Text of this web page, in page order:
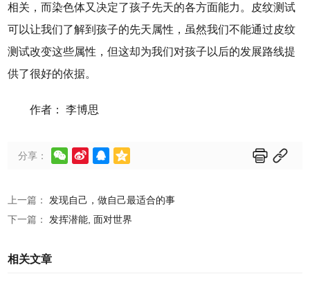
相关，而染色体又决定了孩子先天的各方面能力。皮纹测试
可以让我们了解到孩子的先天属性，虽然我们不能通过皮纹
测试改变这些属性，但这却为我们对孩子以后的发展路线提
供了很好的依据。
作者： 李博思
分享：      
上一篇： 发现自己，做自己最适合的事
下一篇： 发挥潜能, 面对世界
相关文章